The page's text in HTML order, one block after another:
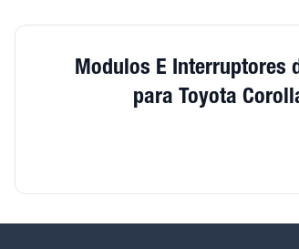
Modulos E Interruptores
para Toyota